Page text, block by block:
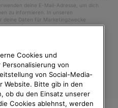
deine E-Mail-Adresse, um dich
zu informieren. In unseren
deine Daten für Marketingzwecke
widerrufen kannst.
Cookies und
von
von Social-Media-
Website. Bitte gib in den
ob du den Einsatz unserer
Cookies ablehnst, werden